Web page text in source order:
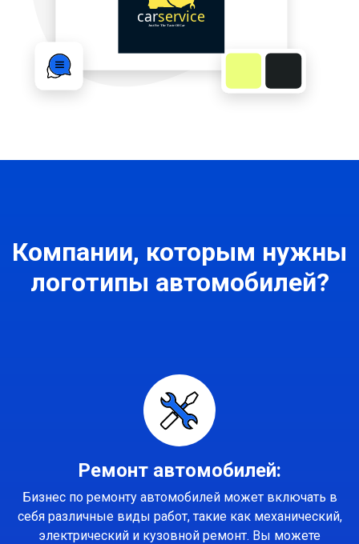
Компании, которым нужны
логотипы автомобилей?
Ремонт автомобилей:
Бизнес по ремонту автомобилей может включать в
себя различные виды работ, такие как механический,
электрический и кузовной ремонт. Вы можете